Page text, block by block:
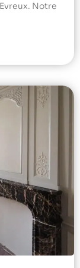
Notre